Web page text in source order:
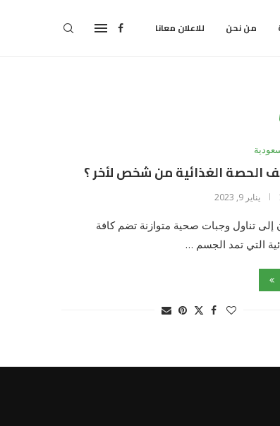
من نحن للاعلان معانا
الحصة الغذائية من شخص لأخر ؟
يناير 9, 2023
إلى تناول وجبات صحية متوازنة تضم كافة
التي تمد الجسم …